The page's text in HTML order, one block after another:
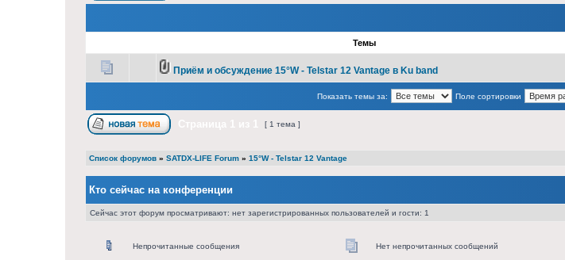
Темы
Приём и обсуждение 15°W - Telstar 12 Vantage в Ku band
Показать темы за: Поле сортировки
[ 1 тема ]
Список форумов » SATDX-LIFE Forum » 15°W - Telstar 12 Vantage
Кто сейчас на конференции
Сейчас этот форум просматривают: нет зарегистрированных пользователей и гости: 1
Непрочитанные сообщения Нет непрочитанных сообщений